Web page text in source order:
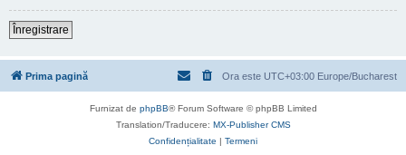
Înregistrare
Prima pagină Ora este UTC+03:00 Europe/Bucharest
Furnizat de phpBB® Forum Software © phpBB Limited
Translation/Traducere: MX-Publisher CMS
Confidențialitate | Termeni